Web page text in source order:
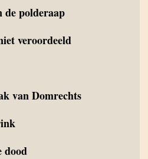
polderaap
veroordeeld
van Domrechts
dood